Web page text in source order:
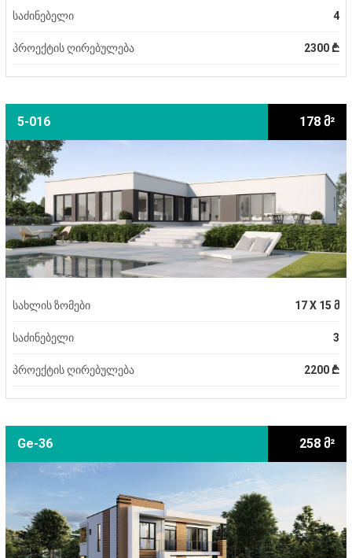
საძინებელი 4
პროექტის ღირებულება 2300 ₾
5-016 178 მ²
სახლის ზომები 17 X 15 მ
საძინებელი 3
პროექტის ღირებულება 2200 ₾
Ge-36 258 მ²